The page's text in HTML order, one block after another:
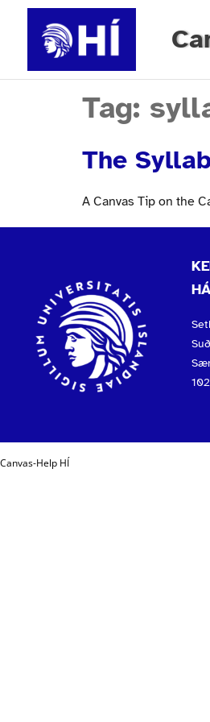
Tag:
The
A Canvas Tip on the
Canvas-Help HÍ